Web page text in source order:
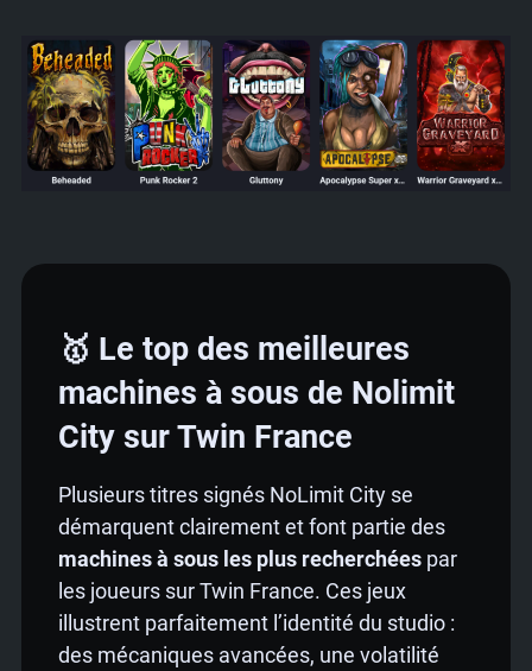
🥇 Le top des meilleures
machines à sous de Nolimit
City sur Twin France
Plusieurs titres signés NoLimit City se
démarquent clairement et font partie des
machines à sous les plus recherchées par
les joueurs sur Twin France. Ces jeux
illustrent parfaitement l’identité du studio :
des mécaniques avancées, une volatilité